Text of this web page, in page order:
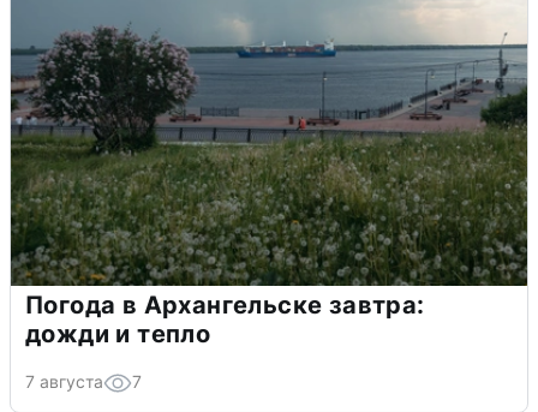
Погода в Архангельске завтра:
дожди и тепло
7 августа 7